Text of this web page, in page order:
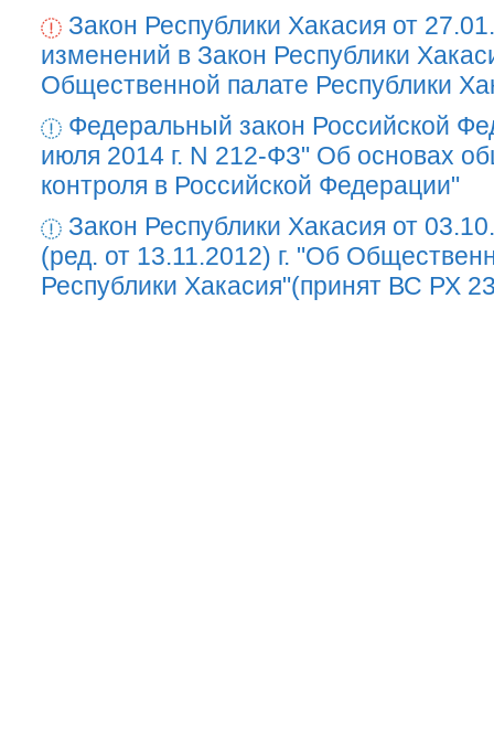
Закон Республики Хакасия от
изменений в Закон Республики
Общественной палате Республики
Федеральный закон Российской
июля 2014 г. N 212-ФЗ" Об основах
контроля в Российской Федерации"
Закон Республики Хакасия от
(ред. от 13.11.2012) г. "Об
Республики Хакасия"(принят ВС РХ